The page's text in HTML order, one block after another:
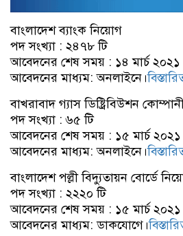
বাংলাদেশ ব্যাংক নিয়োগ
পদ সংখ্যা : ২৪৭৮ টি
আবেদনের শেষ সময় : ১৪ মার্চ ২০২১
আবেদনের মাধ্যম: অনলাইনে।
বাখরাবাদ গ্যাস ডিষ্ট্রিবিউশন
পদ সংখ্যা : ৬৫ টি
আবেদনের শেষ সময় : ১৫ মার্চ ২০২১
আবেদনের মাধ্যম: অনলাইনে।
বাংলাদেশ পল্লী বিদ্যুতায়ন বোর্ডে
পদ সংখ্যা : ২২২০ টি
আবেদনের শেষ সময় : ১৫ মার্চ ২০২১
আবেদনের মাধ্যম: ডাকযোগে।